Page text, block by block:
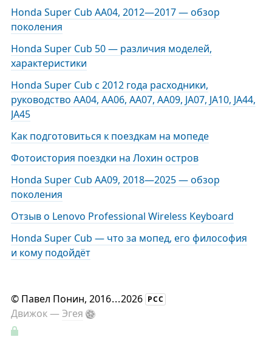
Honda Super Cub AA04, 2012—2017 — обзор
поколения
Honda Super Cub 50 — различия моделей,
характеристики
Honda Super Cub с 2012 года расходники,
руководство AA04, AA06, AA07, AA09, JA07, JA10, JA44,
JA45
Как подготовиться к поездкам на мопеде
Фотоистория поездки на Лохин остров
Honda Super Cub AA09, 2018—2025 — обзор
поколения
Отзыв о Lenovo Professional Wireless Keyboard
Honda Super Cub — что за мопед, его философия
и кому подойдёт
© Павел Понин, 2016...2026 РСС
Движок —Эгея